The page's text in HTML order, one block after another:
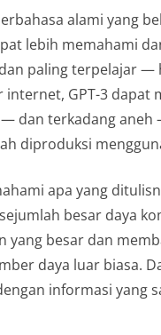
alami yang
lebih memahami
paling terpelajar —
internet, GPT-3
dan terkadang
diproduksi
apa yang
besar daya
yang besar dan
daya luar biasa.
informasi yang